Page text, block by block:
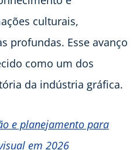
culturais,
profundas. Esse avanço
como um dos
da indústria gráfica.
e planejamento para
em 2026